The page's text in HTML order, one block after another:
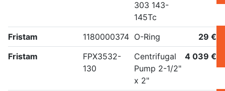
303 143-
145Tc
Fristam 1180000374 O-Ring
29 €
Fristam
FPX3532-
130
Centrifugal
Pump 2-1/2"
x 2"
4 039 €